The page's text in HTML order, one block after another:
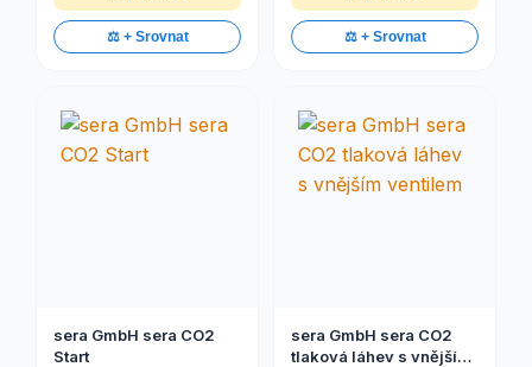
⚖️ + Srovnat ⚖️ + Srovnat
sera GmbH sera CO2
Start
sera GmbH sera CO2
tlaková láhev s vnějším